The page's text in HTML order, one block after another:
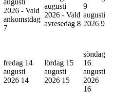
augusti
2026 - Vald
ankomstdag
7
augusti
2026 - Vald
avresedag 8
9
augusti
2026 9
fredag 14
augusti
2026 14
lördag 15
augusti
2026 15
söndag
16
augusti
2026
16